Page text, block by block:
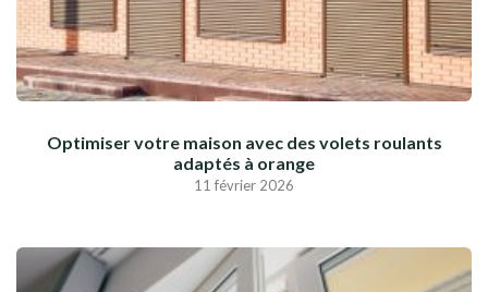
Optimiser votre maison avec des volets roulants
adaptés à orange
11 février 2026